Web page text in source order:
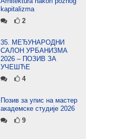
kapitalizma
2
35. МЕЂУНАРОДНИ
САЛОН УРБАНИЗМА
2026 – ПОЗИВ ЗА
УЧЕШЋЕ
4
Позив за упис на мастер
академске студије 2026
9